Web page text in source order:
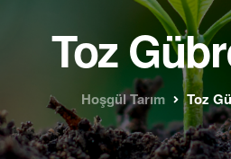
Toz
Hoşgül Tarım Toz